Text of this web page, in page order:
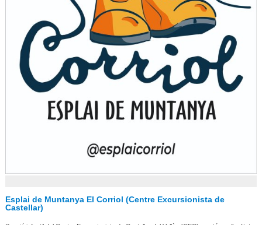
Esplai de Muntanya El Corriol (Centre Excursionista de
Castellar)